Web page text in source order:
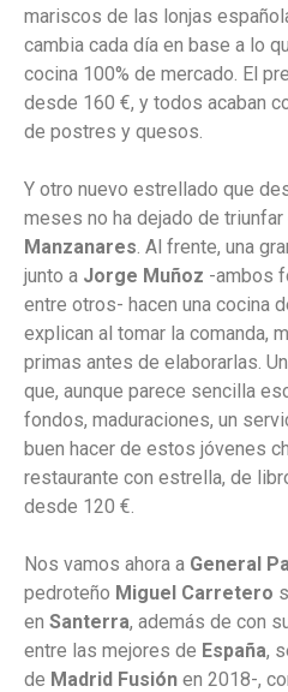
mariscos de las lonjas
cambia cada día en base a lo
cocina 100% de mercado. El
desde 160 €, y todos acaban
de postres y quesos.
Y otro nuevo estrellado que
meses no ha dejado de triunfar
Manzanares. Al frente, una
junto a Jorge Muñoz -ambos
entre otros- hacen una cocina
explican al tomar la comanda,
primas antes de elaborarlas.
que, aunque parece sencilla
fondos, maduraciones, un
buen hacer de estos jóvenes
restaurante con estrella, de
desde 120 €.
Nos vamos ahora a General
pedroteño Miguel Carretero
en Santerra, además de con
entre las mejores de España,
de Madrid Fusión en 2018-,